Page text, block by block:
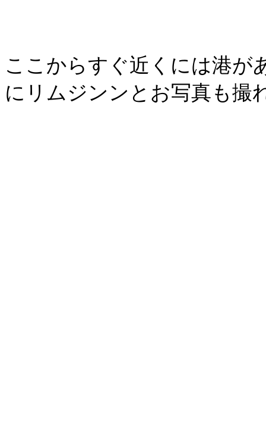
ここからすぐ近くには港が
にリムジンンとお写真も撮